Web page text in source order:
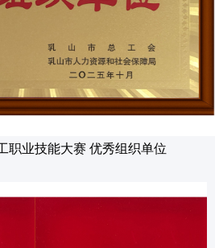
职业技能大赛 优秀组织单位